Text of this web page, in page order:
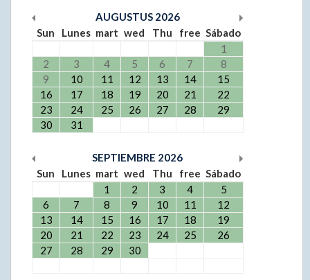
AUGUSTUS 2026
Sun
Lunes mart wed Thu free Sábado
1
2
3 4 5 6 7
8
9
10 11 12 13 14
15
16
17 18 19 20 21
22
23
24 25 26 27 28
29
30
31
SEPTIEMBRE 2026
Sun
Lunes mart wed Thu free Sábado
1
2 3 4
5
6
7 8 9 10 11
12
13
14 15 16 17 18
19
20
21 22 23 24 25
26
27
28 29 30